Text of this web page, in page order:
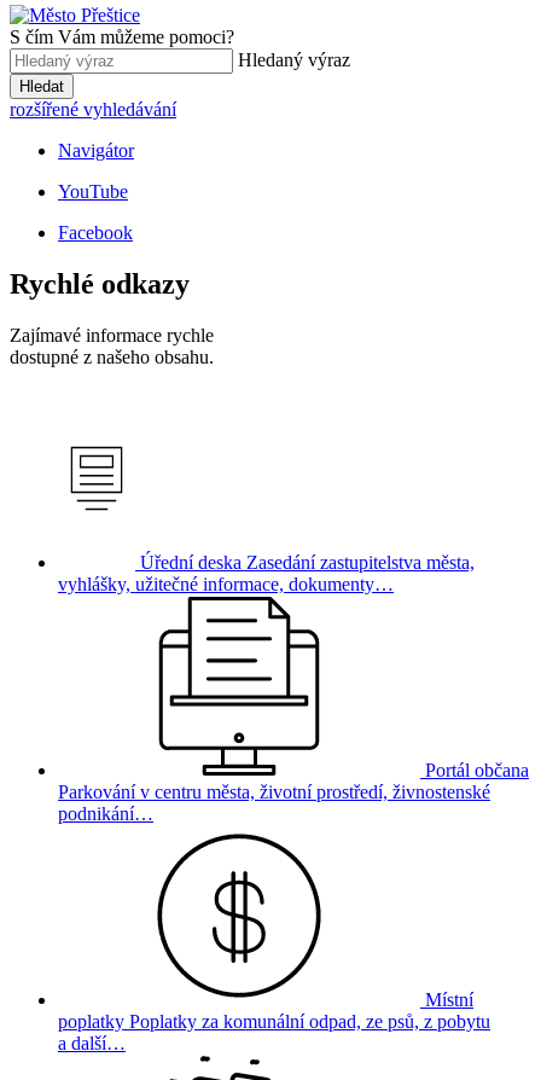
S čím Vám můžeme pomoci?
Hledaný výraz
Hledat
rozšířené vyhledávání
Navigátor
YouTube
Facebook
Rychlé odkazy
Zajímavé informace rychle
dostupné z našeho obsahu.
Úřední deska Zasedání zastupitelstva města,
vyhlášky, užitečné informace, dokumenty…
Portál občana
Parkování v centru města, životní prostředí, živnostenské
podnikání…
Místní
poplatky Poplatky za komunální odpad, ze psů, z pobytu
a další…